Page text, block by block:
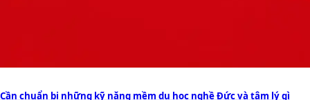
Cần chuẩn bị những kỹ năng mềm du học nghề Đức và tâm lý gì